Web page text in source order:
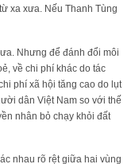
xa xưa. Nếu Thanh Tùng
Nhưng để đánh đổi môi
về chi phí khác do tác
phí xã hội tăng cao do lụt
dân Việt Nam so với thế
nhân bỏ chạy khỏi đất
nhau rõ rệt giữa hai vùng